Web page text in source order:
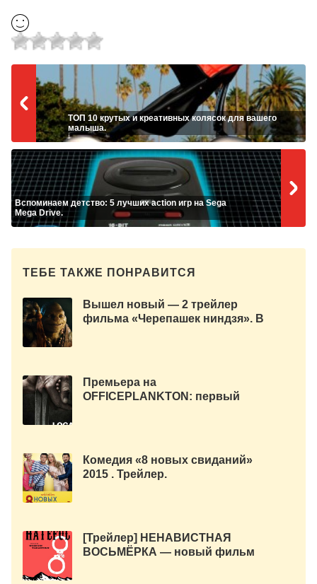
ТОП 10 крутых и креативных колясок для вашего
малыша.
Вспоминаем детство: 5 лучших action игр на Sega
Mega Drive.
ТЕБЕ ТАКЖЕ ПОНРАВИТСЯ
Вышел новый — 2 трейлер
фильма «Черепашек ниндзя». В
Премьера на
OFFICEPLANKTON: первый
Комедия «8 новых свиданий»
2015 . Трейлер.
[Трейлер] НЕНАВИСТНАЯ
ВОСЬМЁРКА — новый фильм